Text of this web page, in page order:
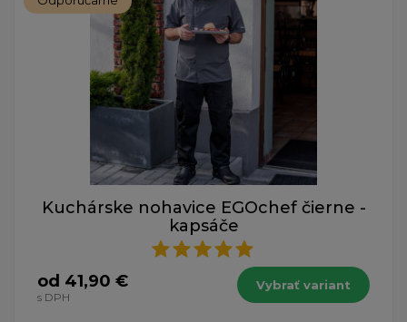
Kuchárske nohavice EGOchef čierne -
kapsáče
od 41,90 €
s DPH
Vybrať variant